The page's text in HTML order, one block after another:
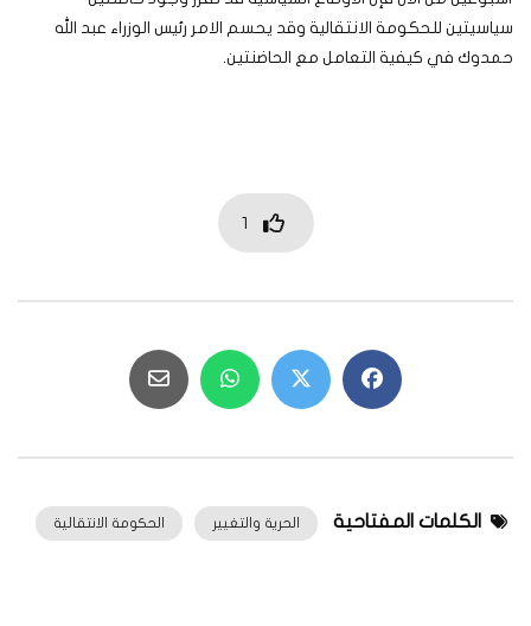
سياسيتين للحكومة الانتقالية وقد يحسم الامر رئيس الوزراء عبد الله
حمدوك في كيفية التعامل مع الحاضنتين.
1
الكلمات المفتاحية الحرية والتغيير الحكومة الانتقالية